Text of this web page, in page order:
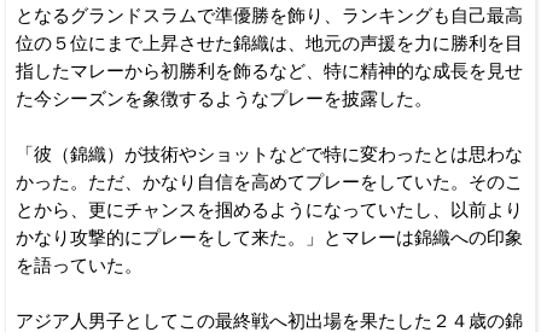
となるグランドスラムで準優勝を飾り、ランキングも自己最高
位の５位にまで上昇させた錦織は、地元の声援を力に勝利を目
指したマレーから初勝利を飾るなど、特に精神的な成長を見せ
た今シーズンを象徴するようなプレーを披露した。
「彼（錦織）が技術やショットなどで特に変わったとは思わな
かった。ただ、かなり自信を高めてプレーをしていた。そのこ
とから、更にチャンスを掴めるようになっていたし、以前より
かなり攻撃的にプレーをして来た。」とマレーは錦織への印象
を語っていた。
アジア人男子としてこの最終戦へ初出場を果たした２４歳の錦